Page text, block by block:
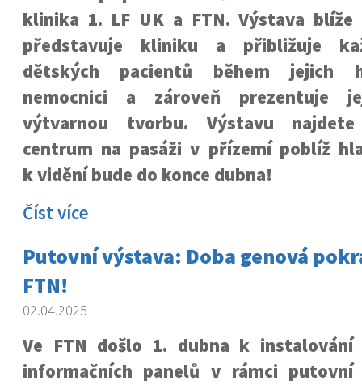
klinika 1. LF UK a FTN. Výstava blíže
představuje kliniku a přibližuje
dětských pacientů během jejich
nemocnici a zároveň prezentuje
výtvarnou tvorbu. Výstavu
centrum na pasáži v přízemí poblíž
k vidění bude do konce dubna!
Číst více
Putovní výstava: Doba genová
FTN!
02.04.2025
Ve FTN došlo 1. dubna k instalování
informačních panelů v rámci putovní